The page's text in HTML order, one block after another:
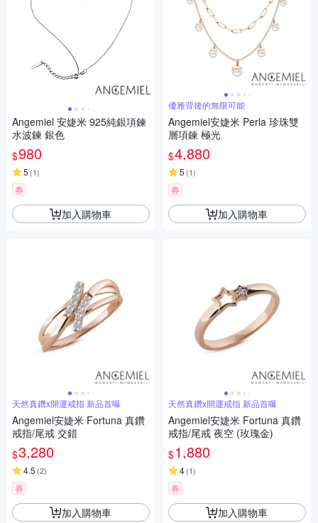
Angemiel 安婕米 925純銀項鍊
水波鍊 銀色
$980
5 (1)
券
加入購物車
天然真鑽x開運戒指 新品首曝
Angemiel安婕米 Fortuna 真鑽
戒指/尾戒 交錯
$3,280
4.5 (2)
券
加入購物車
優雅背後的無限可能
Angemiel安婕米 Perla 珍珠雙
層項鍊 極光
$4,880
5 (1)
券
加入購物車
天然真鑽x開運戒指 新品首曝
Angemiel安婕米 Fortuna 真鑽
戒指/尾戒 夜空 (玫瑰金)
$1,880
4(1)
券
加入購物車